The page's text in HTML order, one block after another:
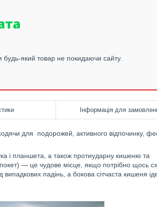
будь-який товар не покидаючи сайту.
Інформація для
для подорожей, активного відпочинку,
і планшета, а також протиударну кишеню та
— це чудове місце, якщо потрібно щось
падінь, а бокова сітчаста кишеня